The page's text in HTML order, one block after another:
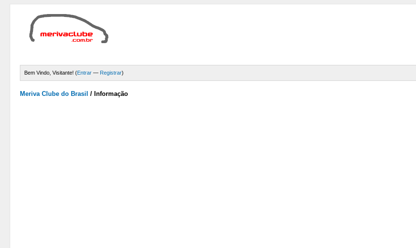
Bem Vindo, Visitante! (Entrar — Registrar)
Meriva Clube do Brasil / Informação